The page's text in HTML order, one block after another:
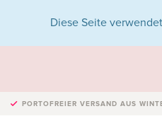
Diese Seite
PORTOFREIER VERSAND AUS